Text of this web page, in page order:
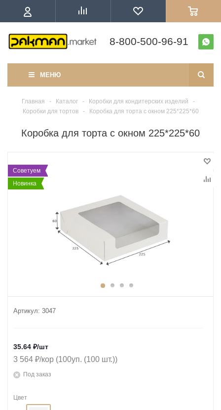
8-800-500-96-91
МЕНЮ
Главная - Каталог - Коробки для кондитерских изделий
-
Коробки для тортов
- Коробка для торта с окном 225*225*60
Коробка для торта с окном 225*225*60
Советуем
Новинка
Артикул: 3047
35.64 ₽/шт
3 564 ₽/кор (100уп. (100 шт.))
Под заказ
Цвет